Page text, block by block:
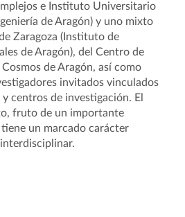
e Instituto Universitario
de Aragón) y uno mixto
Zaragoza (Instituto de
de Aragón), del Centro de
de Aragón, así como
invitados vinculados
centros de investigación. El
fruto de un importante
un marcado carácter